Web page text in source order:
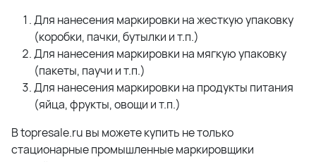
Для нанесения маркировки на жесткую упаковку
(коробки, пачки, бутылки и т.п.)
Для нанесения маркировки на мягкую упаковку
(пакеты, паучи и т.п.)
Для нанесения маркировки на продукты питания
(яйца, фрукты, овощи и т.п.)
В topresale.ru вы можете купить не только
стационарные промышленные маркировщики